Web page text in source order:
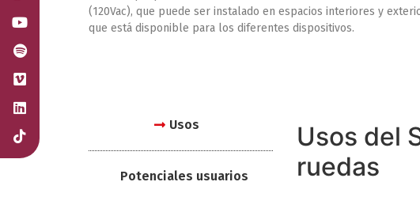
(120Vac), que puede ser instalado en espacios interiores y
que está disponible para los diferentes dispositivos.
Usos
Potenciales usuarios
Usos del
ruedas